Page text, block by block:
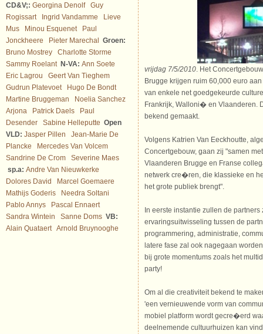
CD&V;: Georgina Denolf
Guy
Rogissart
Ingrid Vandamme
Lieve
Mus
Minou Esquenet
Paul
Jonckheere
Pieter Marechal Groen:
Bruno Mostrey
Charlotte Storme
Sammy Roelant N-VA: Ann Soete
Eric Lagrou
Geert Van Tieghem
Gudrun Platevoet
Hugo De Bondt
Martine Bruggeman
Noelia Sanchez
Arjona
Patrick Daels
Paul
Desender
Sabine Helleputte Open
VLD: Jasper Pillen
Jean-Marie De
Plancke
Mercedes Van Volcem
Sandrine De Crom
Severine Maes
sp.a: Andre Van Nieuwkerke
Dolores David
Marcel Goemaere
Mathijs Goderis
Needra Soltani
Pablo Annys
Pascal Ennaert
Sandra Wintein
Sanne Doms VB:
Alain Quataert Arnold Bruynooghe
vrijdag 7/5/2010. Het
Brugge krijgen ruim 60,000 euro
van enkele net goedgekeurde
Frankrijk, Walloni� en Vlaanderen.
bekend gemaakt.
Volgens Katrien Van Eeckhoutte,
Concertgebouw, gaan zij "samen
Vlaanderen Brugge en Franse
netwerk cre�ren, die klassieke en
het grote publiek brengt".
In eerste instantie zullen de
ervaringsuitwisseling tussen de
programmering, administratie,
latere fase zal ook nagegaan
bij grote momentums zoals het
party!
Om al die creativiteit bekend te
'een vernieuwende vorm van
mobiel platform wordt gecre�erd
deelnemende cultuurhuizen kan